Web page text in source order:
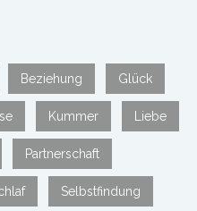
Beziehung Glück
Kummer Liebe
Partnerschaft
Selbstfindung